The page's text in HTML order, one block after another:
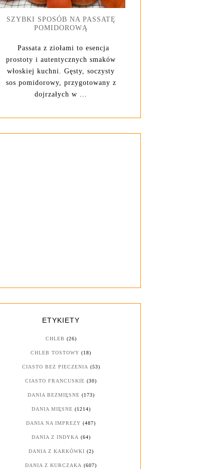
SZYBKI SPOSÓB NA PASSATĘ
POMIDOROWĄ
Passata z ziołami to esencja
prostoty i autentycznych smaków
włoskiej kuchni. Gęsty, soczysty
sos pomidorowy, przygotowany z
dojrzałych w ...
ETYKIETY
CHLEB (26)
CHLEB TOSTOWY (18)
CIASTO BEZ PIECZENIA (53)
CIASTO FRANCUSKIE (30)
DANIA BEZMIĘSNE (173)
DANIA MIĘSNE (1214)
DANIA NA IMPREZY (487)
DANIA Z INDYKA (64)
DANIA Z KARKÓWKI (2)
DANIA Z KURCZAKA (607)